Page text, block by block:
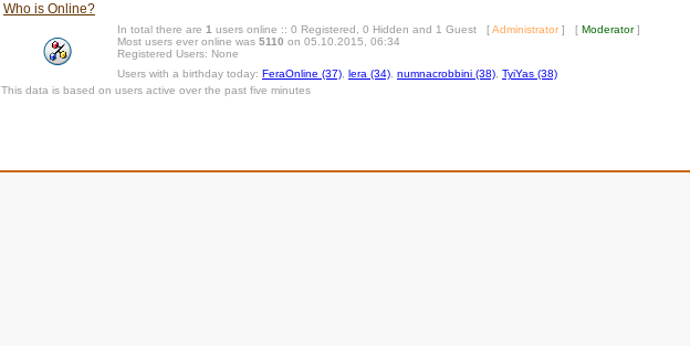
Who is Online?
In total there are 1 users online :: 0 Registered, 0 Hidden and 1 Guest [Administrator] [ Moderator]
Most users ever online was 5110 on 05.10.2015, 06:34
Registered Users: None
Users with a birthday today: FeraOnline (37) lera (34) numnacrobbini (38) TyiYas (38)
This data is based on users active over the past five minutes